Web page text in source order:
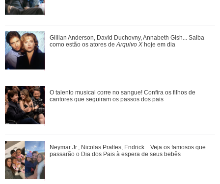
Gulnaz muda de ideia sobre Omer e o convida para um chá.
Veja o resumo dos capítulos de Cor...
Neymar Jr., Nicolas Prattes, Endrick... Veja os famosos que
passarão o Dia dos Pais à esper...
Bruna Marquezine, Camila Cabello, Hailey Bieber...
Relembre os amores - e affairs - de Shawn ...
Gillian Anderson, David Duchovny, Annabeth Gish... Saiba
como estão os atores deArquivo X hoje em dia
O talento musical corre no sangue! Confira os filhos de
cantores que seguiram os passos dos pais
Neymar Jr., Nicolas Prattes, Endrick... Veja os famosos que
passarão o Dia dos Pais à espera de seus bebês